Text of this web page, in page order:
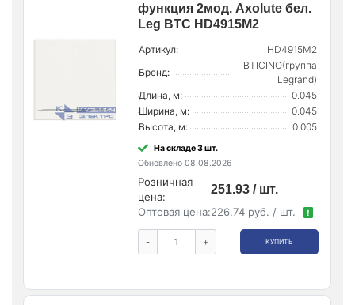
функция 2мод. Axolute бел.
Leg BTC HD4915M2
Артикул:
HD4915M2
Бренд:
BTICINO(группа
Legrand)
Длина, м:
0.045
Ширина, м:
0.045
Высота, м:
0.005
На складе 3 шт.
Обновлено 08.08.2026
Розничная
цена:
251.93 / шт.
Оптовая цена:226.74 руб. / шт. !
- + КУПИТЬ